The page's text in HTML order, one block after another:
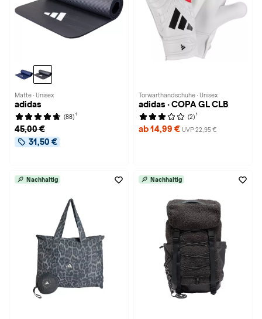
Matte · Unisex
adidas
(88) 1
45,00 €
31,50 €
Torwarthandschuhe · Unisex
adidas · COPA GL CLB
(2) 1
ab 14,99 € UVP 22,95 €
Nachhaltig Nachhaltig